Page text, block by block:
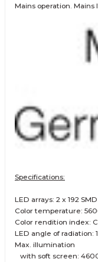
Mains operation.
Specifications:
LED arrays: 2 x 192
Color temperature:
Color rendition index:
LED angle of radiation:
Max. illumination
with soft screen: